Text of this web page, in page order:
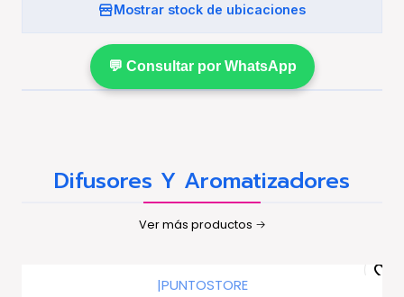
Mostrar stock de ubicaciones
💬 Consultar por WhatsApp
Difusores Y Aromatizadores
Ver más productos
|PUNTOSTORE